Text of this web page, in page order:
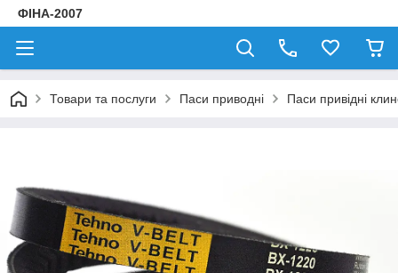
ФІНА-2007
Товари та послуги Паси приводні Паси привідні